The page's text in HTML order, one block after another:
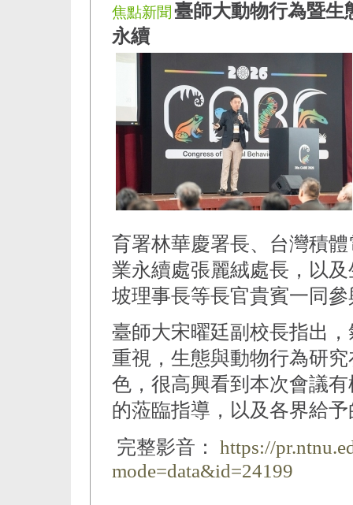
焦點新聞臺師大動物行為暨生
永續
育署林華慶署長、台灣積
業永續處張麗絨處長，以
坡理事長等長官貴賓一同參
臺師大宋曜廷副校長指出
重視，生態與動物行為研
色，很高興看到本次會議
的蒞臨指導，以及各界給
完整影音：
https://
mode=data&id=24199